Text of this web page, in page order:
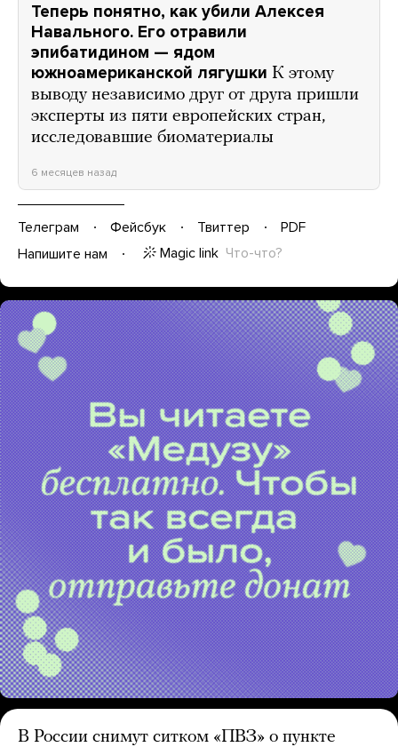
Теперь понятно, как убили Алексея
Навального. Его отравили
эпибатидином — ядом
южноамериканской лягушки К этому
выводу независимо друг от друга пришли
эксперты из пяти европейских стран,
исследовавшие биоматериалы
6 месяцев назад
Телеграм Фейсбук Твиттер
PDF
Напишите нам
Magic link Что-что?
В России снимут ситком «ПВЗ» о пункте